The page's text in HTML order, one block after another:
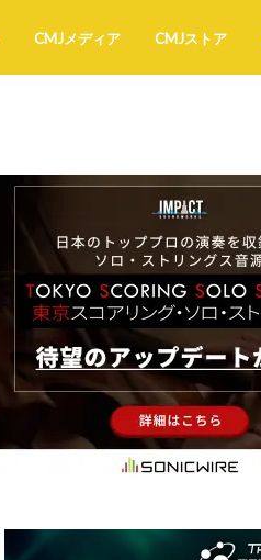
CMJメディア CMJストア